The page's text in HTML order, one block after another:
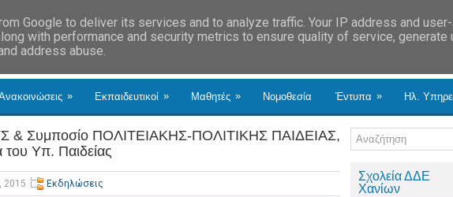
» Εκπαιδευτικοί » Μαθητές » Νομοθεσία Έντυπα » Ηλ.
Συμποσίο ΠΟΛΙΤΕΙΑΚΗΣ-ΠΟΛΙΤΙΚΗΣ ΠΑΙΔΕΙΑΣ,
του Υπ. Παιδείας
2015 Εκδηλώσεις
Σχολεία ΔΔΕ
Χανίων
Google to deliver its services and to analyze traffic. Your IP address and
with performance and security metrics to ensure quality of service, generate
address abuse.